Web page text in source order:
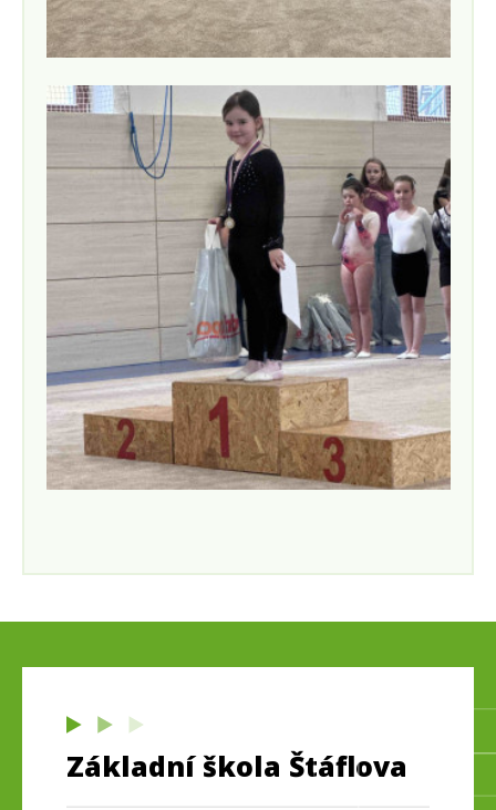
Základní škola Štáflova